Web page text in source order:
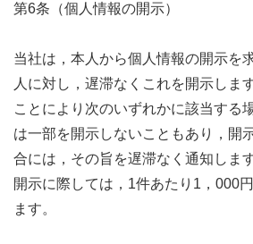
第6条（個人情報の開示）
当社は，本人から個人情報の開示を
人に対し，遅滞なくこれを開示しま
ことにより次のいずれかに該当する
は一部を開示しないこともあり，開
合には，その旨を遅滞なく通知しま
開示に際しては，1件あたり1，000
ます。